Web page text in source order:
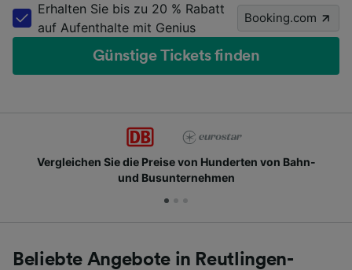
Erhalten Sie bis zu 20 % Rabatt
auf Aufenthalte mit Genius
Booking.com
Günstige Tickets finden
Sie die Preise von Hunderten von Bahn-
und Busunternehmen
Beliebte Angebote in Reutlingen-